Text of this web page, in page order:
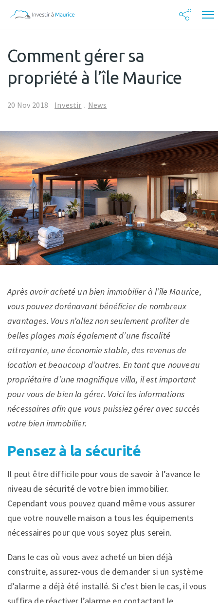
Comment gérer sa
propriété à l’île Maurice
20 Nov 2018 Investir . News
Après avoir acheté un bien immobilier à l’île Maurice,
vous pouvez dorénavant bénéficier de nombreux
avantages. Vous n’allez non seulement profiter de
belles plages mais également d’une fiscalité
attrayante, une économie stable, des revenus de
location et beaucoup d’autres. En tant que nouveau
propriétaire d’une magnifique villa, il est important
pour vous de bien la gérer. Voici les informations
nécessaires afin que vous puissiez gérer avec succès
votre bien immobilier.
Pensez à la sécurité
Il peut être difficile pour vous de savoir à l’avance le
niveau de sécurité de votre bien immobilier.
Cependant vous pouvez quand même vous assurer
que votre nouvelle maison a tous les équipements
nécessaires pour que vous soyez plus serein.
Dans le cas où vous avez acheté un bien déjà
construite, assurez-vous de demander si un système
d’alarme a déjà été installé. Si c’est bien le cas, il vous
suffira de réactiver l’alarme en contactant le